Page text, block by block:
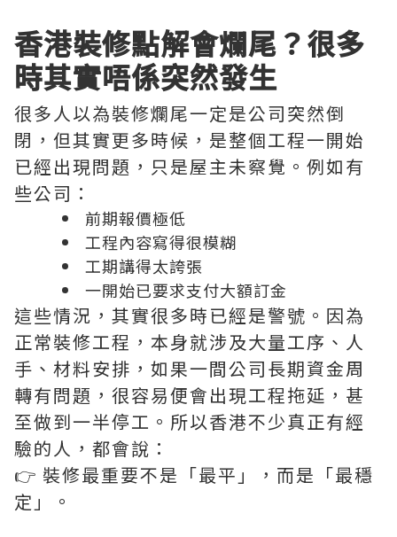
香港裝修點解會爛尾？很多
時其實唔係突然發生
很多人以為裝修爛尾一定是公司突然倒
閉，但其實更多時候，是整個工程一開始
已經出現問題，只是屋主未察覺。例如有
些公司：
前期報價極低
工程內容寫得很模糊
工期講得太誇張
一開始已要求支付大額訂金
這些情況，其實很多時已經是警號。因為
正常裝修工程，本身就涉及大量工序、人
手、材料安排，如果一間公司長期資金周
轉有問題，很容易便會出現工程拖延，甚
至做到一半停工。所以香港不少真正有經
驗的人，都會說：
👉 裝修最重要不是「最平」，而是「最穩
定」。